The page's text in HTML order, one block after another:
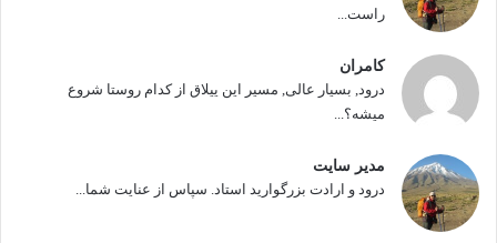
راست...
کامران
درود, بسیار عالی, مسیر این ییلاق از کدام روستا شروع
میشه؟...
مدیر سایت
درود و ارادت بزرگوارید استاد. سپاس از عنایت شما...